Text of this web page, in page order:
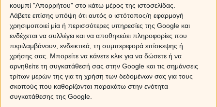
κουμπί "Απορρήτου" στο κάτω μέρος της ιστοσελίδας.
Λάβετε επίσης υπόψη ότι αυτός ο ιστότοπος/η εφαρμογή
χρησιμοποιεί μία ή περισσότερες υπηρεσίες της Google και
ενδέχεται να συλλέγει και να αποθηκεύει πληροφορίες που
περιλαμβάνουν, ενδεικτικά, τη συμπεριφορά επίσκεψης ή
χρήσης σας. Μπορείτε να κάνετε κλικ για να δώσετε ή να
αρνηθείτε τη συγκατάθεσή σας στην Google και τις σημάνσεις
τρίτων μερών της για τη χρήση των δεδομένων σας για τους
σκοπούς που καθορίζονται παρακάτω στην ενότητα
συγκατάθεσης της Google.
ωροσκόπιο είναι η Αρκούδα (Λέοντες που γεννήθηκαν 22
και 23 Αυγούστου και όλοι οι Παρθένοι), το Φίδι (όλοι οι
Σκορπιοί) και ο Δρυοκολάπτης (Δίδυμοι γεννημένοι 21
Ιουνίου και Καρκίνοι που γεννήθηκαν μέχρι 21 Ιουλίου).
Μάθε τι πρέπει να κάνεις για να κατακτήσεις το άτομο που
θέλεις! Μίλησε τώρα με τους μελλοντολόγους μας
προκειμένου να σου πουν πως πρέπει να κινηθείς για να
μη σε βαρεθεί ποτέ και να σε θέλει συνέχεια. Κάλεσε
14788ή με sms στείλε ΝΤΟΥΒΛΗΣστο54848
Κύπροκάλεσε στο900-19-303.